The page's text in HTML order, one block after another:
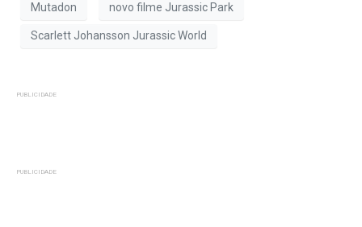
Mutadon novo filme Jurassic Park
Scarlett Johansson Jurassic World
PUBLICIDADE
PUBLICIDADE